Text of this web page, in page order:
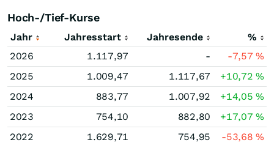
Hoch-/Tief-Kurse
Jahr Jahresstart Jahresende
%
2026
1.117,97 - -7,57%
2025
1.009,47 1.117,67 +10,72%
2024
883,77 1.007,92 +14,05%
2023
754,10 882,80 +17,07%
2022
1.629,71 754,95 -53,68%